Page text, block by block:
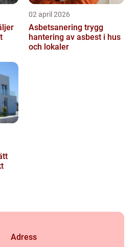
02 april 2026
Asbetsanering trygg
hantering av asbest i hus
och lokaler
Adress